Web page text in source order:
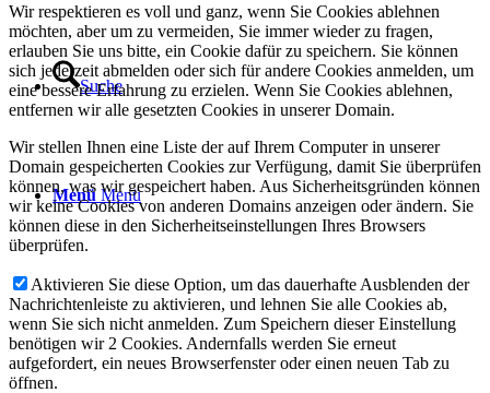
Suche
Menü Menü
Wir respektieren es voll und ganz, wenn Sie Cookies ablehnen
möchten, aber um zu vermeiden, Sie immer wieder zu fragen,
erlauben Sie uns bitte, ein Cookie dafür zu speichern. Sie können
sich jederzeit abmelden oder sich für andere Cookies anmelden, um
eine bessere Erfahrung zu erzielen. Wenn Sie Cookies ablehnen,
entfernen wir alle gesetzten Cookies in unserer Domain.
Wir stellen Ihnen eine Liste der auf Ihrem Computer in unserer
Domain gespeicherten Cookies zur Verfügung, damit Sie überprüfen
können, was wir gespeichert haben. Aus Sicherheitsgründen können
wir keine Cookies von anderen Domains anzeigen oder ändern. Sie
können diese in den Sicherheitseinstellungen Ihres Browsers
überprüfen.
Aktivieren Sie diese Option, um das dauerhafte Ausblenden der
Nachrichtenleiste zu aktivieren, und lehnen Sie alle Cookies ab,
wenn Sie sich nicht anmelden. Zum Speichern dieser Einstellung
benötigen wir 2 Cookies. Andernfalls werden Sie erneut
aufgefordert, ein neues Browserfenster oder einen neuen Tab zu
öffnen.